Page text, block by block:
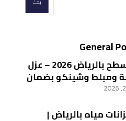
General
عزل اسطح بالرياض 2026 – عزل
ومبلط وشينكو بضمان
مياه بالرياض |